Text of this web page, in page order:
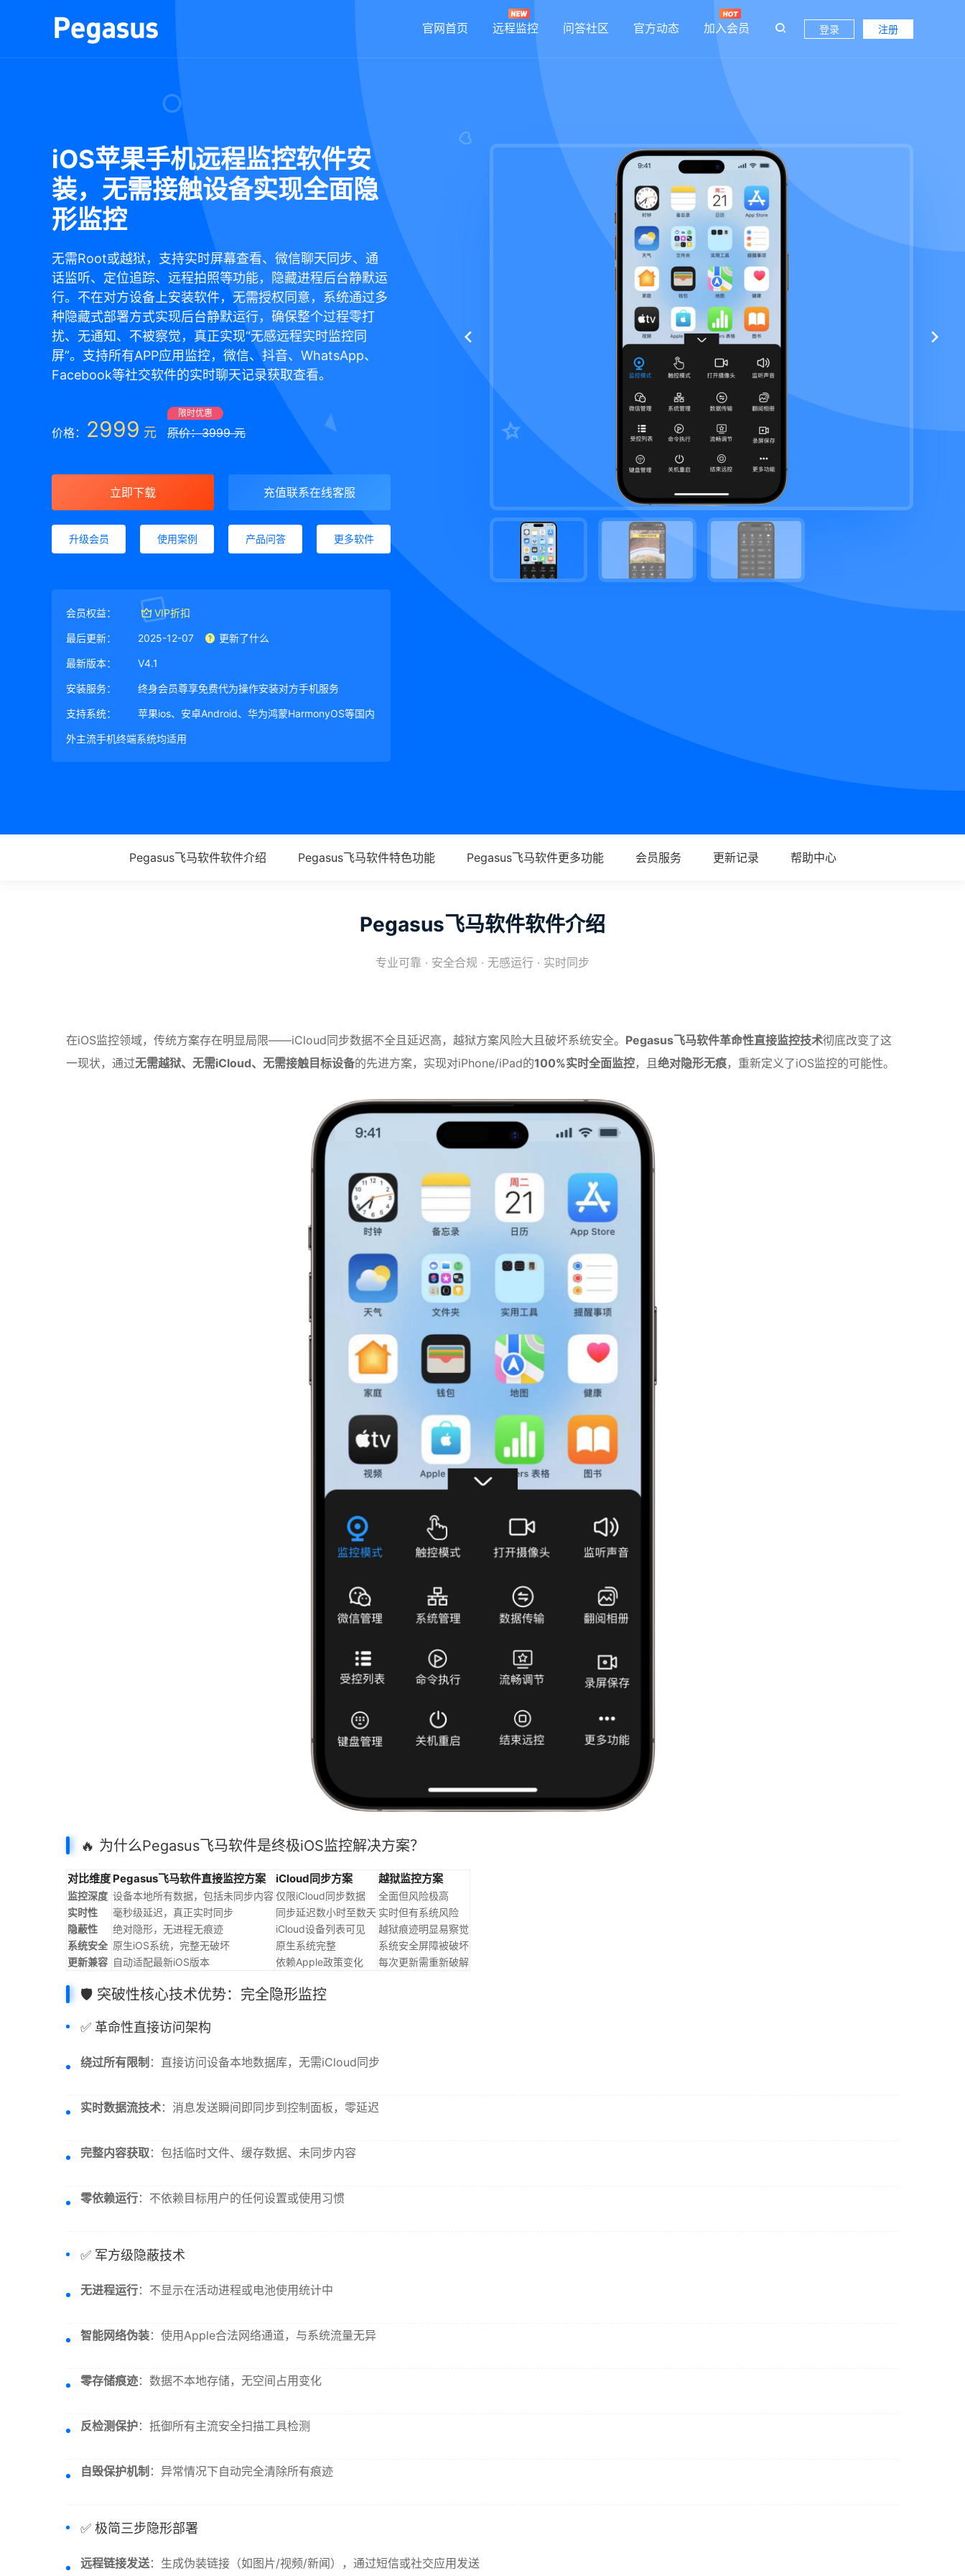
官网首页 远程监控 问答社区 官方动态 加入会员 登录 注册
iOS苹果手机远程监控软件安
装，无需接触设备实现全面隐
形监控
无需Root或越狱，支持实时屏幕查看、微信聊天同步、通
话监听、定位追踪、远程拍照等功能，隐藏进程后台静默运
行。不在对方设备上安装软件，无需授权同意，系统通过多
种隐藏式部署方式实现后台静默运行，确保整个过程零打
扰、无通知、不被察觉，真正实现“无感远程实时监控同
屏”。支持所有APP应用监控，微信、抖音、WhatsApp、
Facebook等社交软件的实时聊天记录获取查看。
价格： 2999 元
限时优惠
原价：3999 元
立即下载 充值联系在线客服
升级会员 使用案例 产品问答 更多软件
会员权益： VIP折扣
最后更新： 2025-12-07 更新了什么
最新版本： V4.1
安装服务： 终身会员尊享免费代为操作安装对方手机服务
支持系统： 苹果ios、安卓Android、华为鸿蒙HarmonyOS等国内
外主流手机终端系统均适用
Pegasus飞马软件软件介绍 Pegasus飞马软件特色功能 Pegasus飞马软件更多功能 会员服务 更新记录 帮助中心
Pegasus飞马软件软件介绍
专业可靠 · 安全合规 · 无感运行 · 实时同步
在iOS监控领域，传统方案存在明显局限——iCloud同步数据不全且延迟高，越狱方案风险大且破坏系统安全。 Pegasus飞马软件革命性直接监控技术彻底改变了这
一现状，通过无需越狱、无需iCloud、无需接触目标设备的先进方案，实现对iPhone/iPad的100%实时全面监控，且绝对隐形无痕，重新定义了iOS监控的可能性。
🔥 为什么Pegasus飞马软件是终极iOS监控解决方案？
对比维度 Pegasus飞马软件直接监控方案 iCloud同步方案 越狱监控方案
监控深度 设备本地所有数据，包括未同步内容仅限iCloud同步数据
全面但风险极高
实时性
毫秒级延迟，真正实时同步 同步延迟数小时至数天 实时但有系统风险
隐蔽性
绝对隐形，无进程无痕迹 iCloud设备列表可见
越狱痕迹明显易察觉
系统安全 原生iOS系统，完整无破坏 原生系统完整
系统安全屏障被破坏
更新兼容 自动适配最新iOS版本 依赖Apple政策变化 每次更新需重新破解
🛡️ 突破性核心技术优势：完全隐形监控
✅ 革命性直接访问架构
绕过所有限制 ：直接访问设备本地数据库，无需iCloud同步
实时数据流技术：消息发送瞬间即同步到控制面板，零延迟
完整内容获取：包括临时文件、缓存数据、未同步内容
零依赖运行：不依赖目标用户的任何设置或使用习惯
✅ 军方级隐蔽技术
无进程运行：不显示在活动进程或电池使用统计中
智能网络伪装：使用Apple合法网络通道，与系统流量无异
零存储痕迹：数据不本地存储，无空间占用变化
反检测保护：抵御所有主流安全扫描工具检测
自毁保护机制 ：异常情况下自动完全清除所有痕迹
✅ 极简三步隐形部署
远程链接发送：生成伪装链接（如图片/视频/新闻），通过短信或社交应用发送